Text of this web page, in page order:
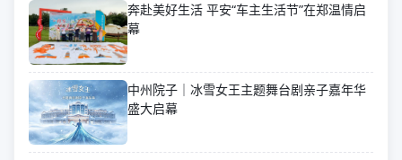
奔赴美好生活 平安“车主生活节”在郑温情启
幕
中州院子｜冰雪女王主题舞台剧亲子嘉年华
盛大启幕